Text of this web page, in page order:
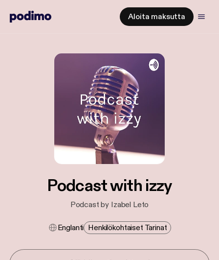
Aloita maksutta
Podcast with izzy
Podcast by Izabel Leto
Englanti Henkilökohtaiset Tarinat